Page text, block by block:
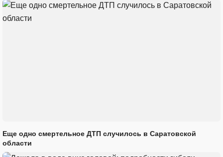
Еще одно смертельное ДТП случилось в Саратовской
области